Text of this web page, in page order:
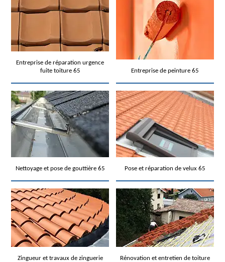
Entreprise de réparation urgence
fuite toiture 65
Entreprise de peinture 65
Nettoyage et pose de gouttière 65 Pose et réparation de velux 65
Zingueur et travaux de zinguerie
Rénovation et entretien de toiture